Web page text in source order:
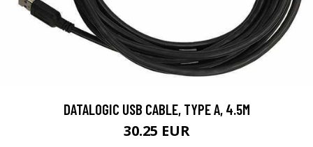
DATALOGIC USB CABLE, TYPE A, 4.5M
30.25 EUR